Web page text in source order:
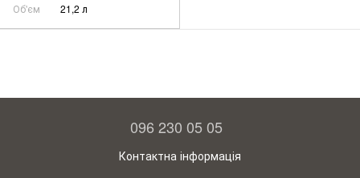
Об'єм
21,2 л
096 230 05 05
Контактна інформація